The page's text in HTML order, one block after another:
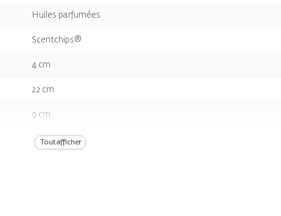
Huiles parfumées
Scentchips®
4 cm
22 cm
9 cm
400 ml
Tout afficher